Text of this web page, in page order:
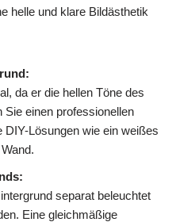
helle und klare Bildästhetik
da er die hellen Töne des
Sie einen professionellen
DIY-Lösungen wie ein weißes
separat beleuchtet
Eine gleichmäßige